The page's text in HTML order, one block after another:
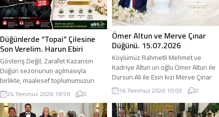
Düğünlerde “Topai” Çilesine
Son Verelim. Harun Ebiri
Gösteriş Değil, Zarafet Kazansın
Düğün sezonunun açılmasıyla
birlikte, maalesef toplumumuzun
kanayan yaralarından biri olan
“Topai” —yani bağırma usulüyle takı
ilan etme geleneği— yeniden
24 Temmuz 2026 18:59 0
Ömer Altun ve Merve Çınar
Düğünü. 15.07.2026
Köylümüz Rahmetli Mehmet ve
Kadriye Altun un oğlu Ömer Altun ile
Dursun Ali ile Esin kızı Merve Çınar
15.07.2026 tarihinde yapılan düğün
töreni ile evlenmişlerdir. adirli.com
olarak her iki aileyi tebrik ediyor,
16 Temmuz 2026 10:03 0